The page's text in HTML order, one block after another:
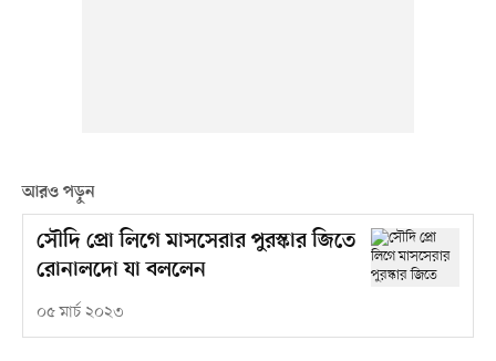
আরও পড়ুন
সৌদি প্রো লিগে মাসসেরার পুরস্কার জিতে
রোনালদো যা বললেন
০৫ মার্চ ২০২৩